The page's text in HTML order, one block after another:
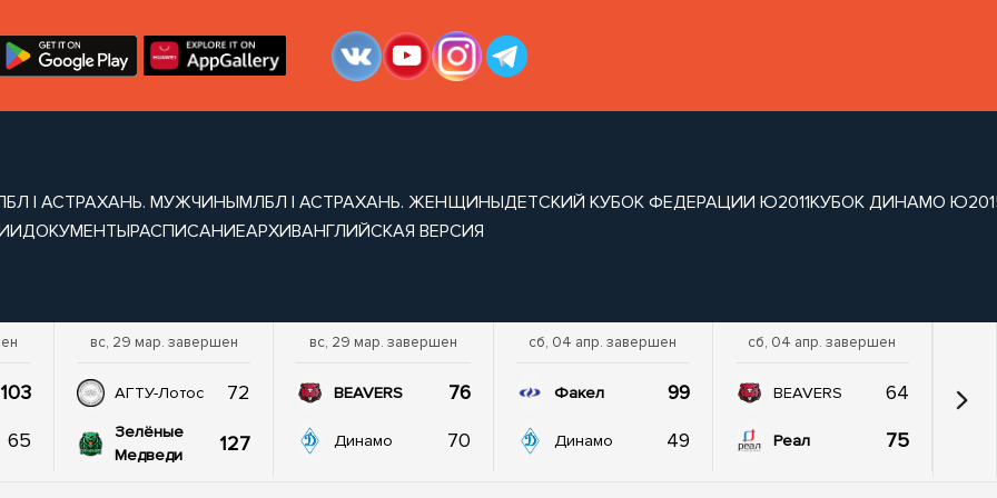
| АСТРАХАНЬ. МУЖЧИНЫМЛБЛ | АСТРАХАНЬ. ЖЕНЩИНЫДЕТСКИЙ КУБОК ФЕДЕРАЦИИ Ю2011КУБОК ДИНАМО
ДОКУМЕНТЫРАСПИСАНИЕАРХИВАНГЛИЙСКАЯ ВЕРСИЯ
103
65
вс, 29 мар. завершен
АГТУ-Лотос 72
Зелёные
Медведи
127
вс, 29 мар. завершен
BEAVERS 76
Динамо 70
сб, 04 апр. завершен
Факел 99
Динамо 49
сб, 04 апр. завершен
BEAVERS 64
Реал 75